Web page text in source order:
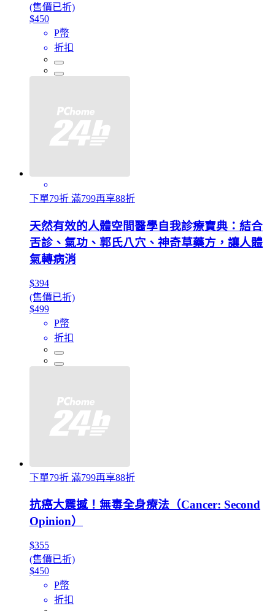
(售價已折)
$450
P幣
折扣
下單79折 滿799再享88折
天然有效的人體空間醫學自我診療寶典：結合
舌診、氣功、郭氏八穴、神奇草藥方，讓人體
氣轉病消
$394
(售價已折)
$499
P幣
折扣
下單79折 滿799再享88折
抗癌大震撼！無毒全身療法（Cancer: Second
Opinion）
$355
(售價已折)
$450
P幣
折扣